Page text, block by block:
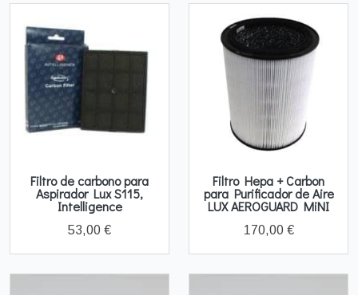
Filtro de carbono para
Aspirador Lux S115,
Intelligence
53,00 €
Filtro Hepa + Carbon
para Purificador de Aire
LUX AEROGUARD MiNI
170,00 €